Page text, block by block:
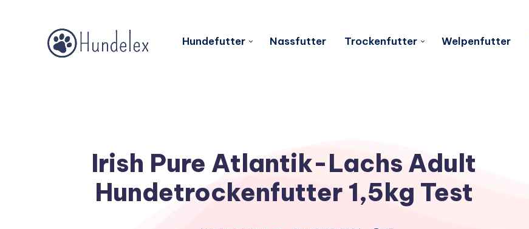
Hundefutter Nassfutter Trockenfutter Welpenfutter
Irish Pure Atlantik-Lachs Adult
Hundetrockenfutter 1,5kg Test